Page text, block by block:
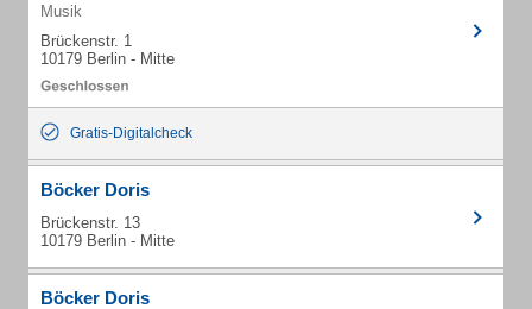
Musik
Brückenstr. 1
10179 Berlin - Mitte
Gratis-Digitalcheck
Böcker Doris
Brückenstr. 13
10179 Berlin - Mitte
Böcker Doris